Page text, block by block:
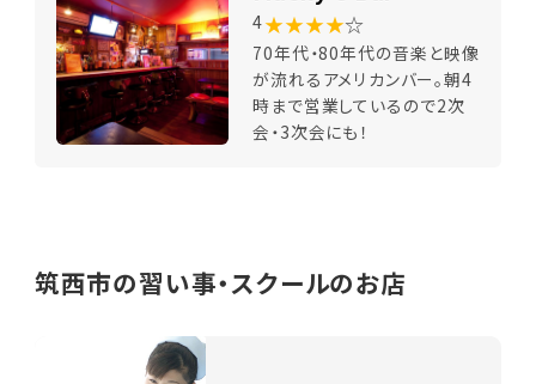
4★★★★☆
70年代・80年代の音楽と映像
が流れるアメリカンバー。朝4
時まで営業しているので2次
会・3次会にも！
筑西市の習い事・スクールのお店